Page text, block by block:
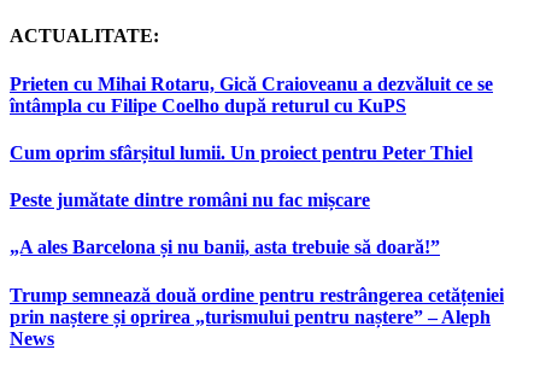
ACTUALITATE:
Prieten cu Mihai Rotaru, Gică Craioveanu a dezvăluit ce se
întâmpla cu Filipe Coelho după returul cu KuPS
Cum oprim sfârșitul lumii. Un proiect pentru Peter Thiel
Peste jumătate dintre români nu fac mișcare
„A ales Barcelona și nu banii, asta trebuie să doară!”
Trump semnează două ordine pentru restrângerea cetățeniei
prin naștere și oprirea „turismului pentru naștere” – Aleph
News